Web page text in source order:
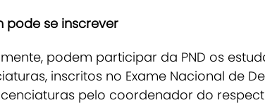
pode se inscrever
podem participar da PND os
inscritos no Exame Nacional de
pelo coordenador do